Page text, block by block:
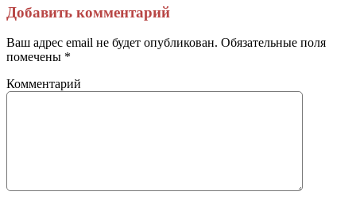
через
электронную
почту
Добавить комментарий
Ваш адрес email не будет опубликован. Обязательные поля
помечены *
Комментарий